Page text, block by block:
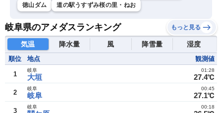
徳山ダム
道の駅うすずみ桜の里・ねお
岐阜県のアメダスランキング もっと見る
気温 降水量 風 降雪量 湿度
順位 地点 観測値
1 大垣
岐阜
27.4℃
01:28
2 岐阜
岐阜
27.1℃
00:45
3 岐阜 00:18